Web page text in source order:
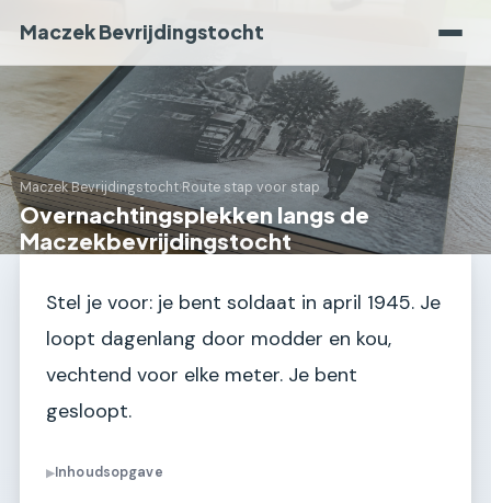
Maczek Bevrijdingstocht
Maczek Bevrijdingstocht›Route stap voor stap
Overnachtingsplekken langs de
Maczekbevrijdingstocht
Stel je voor: je bent soldaat in april 1945. Je
loopt dagenlang door modder en kou,
vechtend voor elke meter. Je bent
gesloopt.
▶Inhoudsopgave